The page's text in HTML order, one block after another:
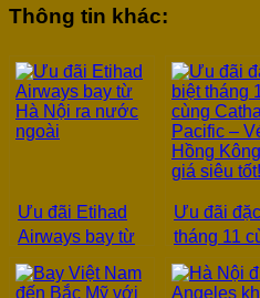
Thông tin khác:
Ưu đãi Etihad
Airways bay từ
Hà Nội ra nước
ngoài
Ưu đãi
tháng 11
Cathay
Vé đi